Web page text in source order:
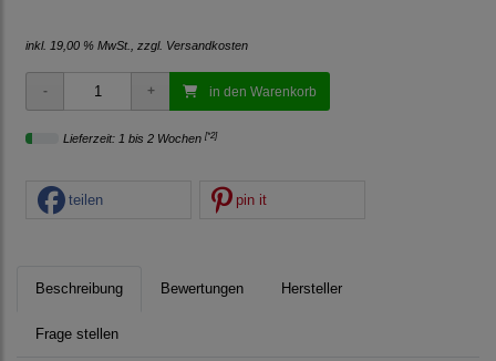
inkl. 19,00 % MwSt., zzgl. Versandkosten
in den Warenkorb
Lieferzeit: 1 bis 2 Wochen [*2]
teilen pin it
Beschreibung Bewertungen Hersteller
Frage stellen